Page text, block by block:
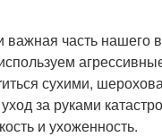
часть нашего
сухими,
за руками
и ухоженность.